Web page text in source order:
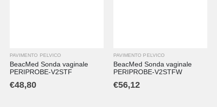
PAVIMENTO PELVICO
BeacMed Sonda vaginale
PERIPROBE-V2STF
€48,80
PAVIMENTO PELVICO
BeacMed Sonda vaginale
PERIPROBE-V2STFW
€56,12